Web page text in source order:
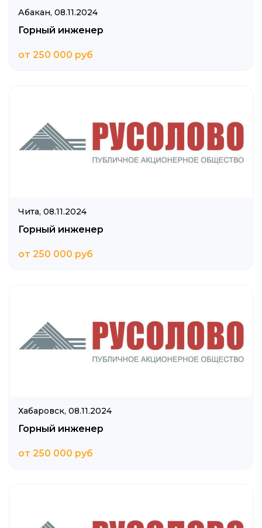
Абакан, 08.11.2024
Горный инженер
от 250 000 руб
Чита, 08.11.2024
Горный инженер
от 250 000 руб
Хабаровск, 08.11.2024
Горный инженер
от 250 000 руб